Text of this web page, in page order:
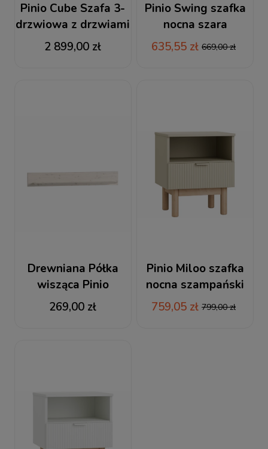
Pinio Cube Szafa 3-
drzwiowa z drzwiami
przesuwnymi
2 899,00 zł
Pinio Swing szafka
nocna szara
635,55 zł 669,00 zł
Drewniana Półka
wisząca Pinio
Country
269,00 zł
Pinio Miloo szafka
nocna szampański
759,05 zł 799,00 zł